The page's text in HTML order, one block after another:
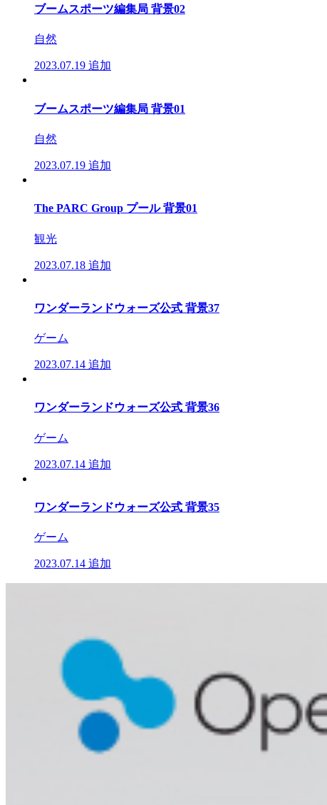
ブームスポーツ編集局 背景02
自然
2023.07.19 追加
ブームスポーツ編集局 背景01
自然
2023.07.19 追加
The PARC Group プール 背景01
観光
2023.07.18 追加
ワンダーランドウォーズ公式 背景37
ゲーム
2023.07.14 追加
ワンダーランドウォーズ公式 背景36
ゲーム
2023.07.14 追加
ワンダーランドウォーズ公式 背景35
ゲーム
2023.07.14 追加